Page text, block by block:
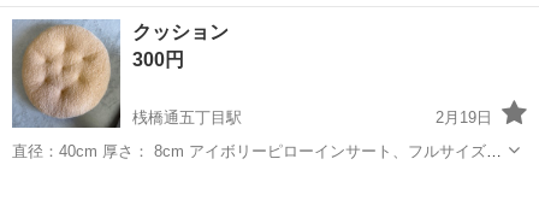
置き有り と なしがあります。 １つのみご希望の方は３５００円 ２
つまとめてご購入の方は６５００円です。 引き取りに来てくださる方
のみ対応 ...
高知 安芸市
クッション
300円
桟橋通五丁目駅
2月19日
直径：40cm 厚さ： 8cm アイボリーピローインサート、フルサイズ再